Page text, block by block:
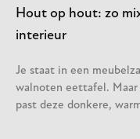
Hout op hout: zo
interieur
Je staat in een
walnoten eettafel.
past deze donkere,